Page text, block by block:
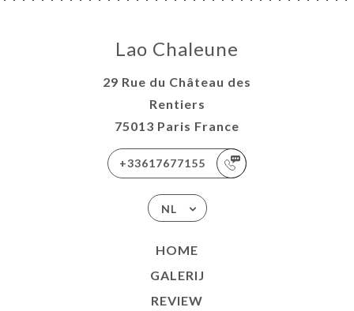
Lao Chaleune
29 Rue du Château des
Rentiers
75013 Paris France
+33617677155
NL
HOME
GALERIJ
REVIEW